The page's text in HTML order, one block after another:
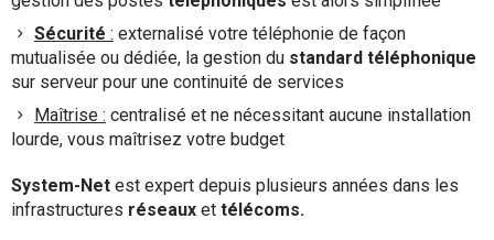
Sécurité : externalisé votre téléphonie de façon
mutualisée ou dédiée, la gestion du standard téléphonique
sur serveur pour une continuité de services
Maîtrise : centralisé et ne nécessitant aucune installation
lourde, vous maîtrisez votre budget
System-Net est expert depuis plusieurs années dans les
infrastructures réseaux et télécoms.